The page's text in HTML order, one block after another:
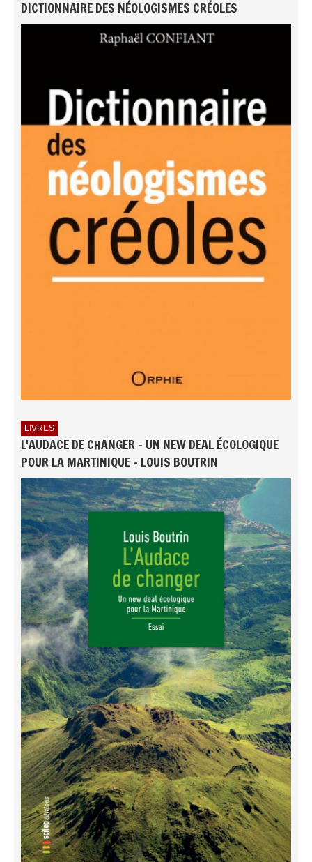
DICTIONNAIRE DES NÉOLOGISMES CRÉOLES
LIVRES
L'AUDACE DE CHANGER - UN NEW DEAL ÉCOLOGIQUE
POUR LA MARTINIQUE - LOUIS BOUTRIN